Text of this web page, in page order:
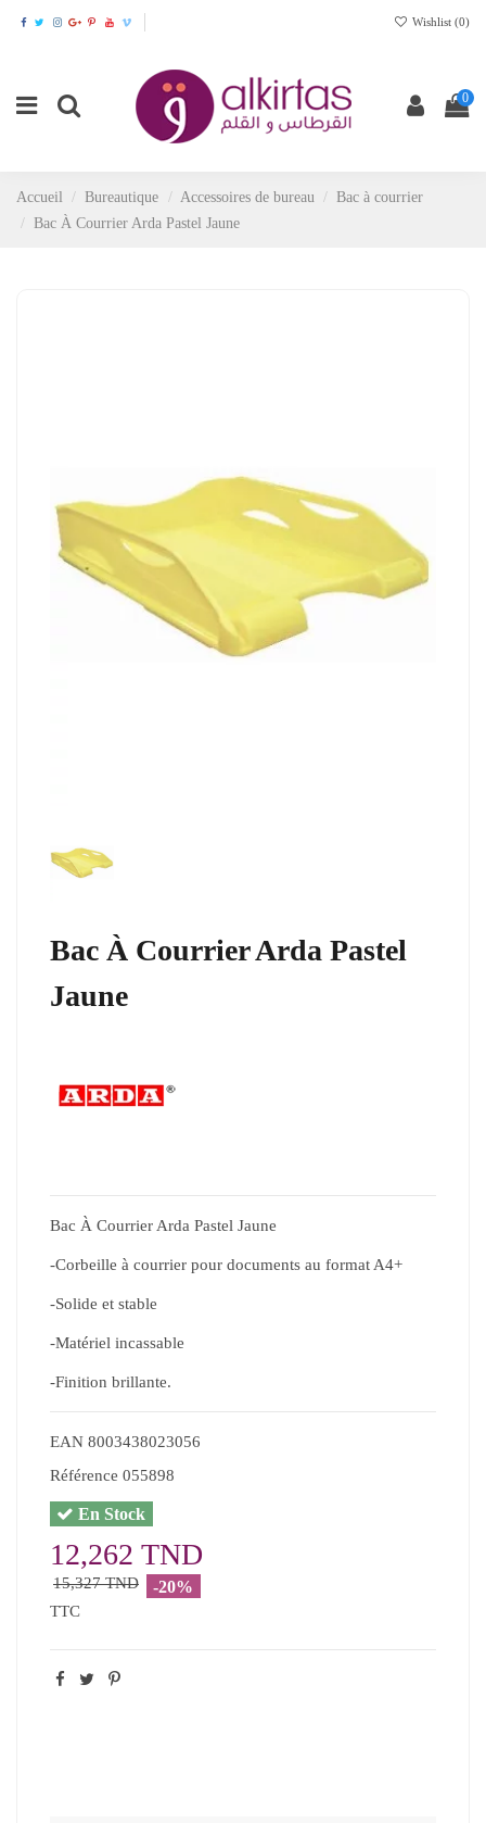
Wishlist (0)
0
Accueil Bureautique Accessoires de bureau
Bac à courrier
Bac À Courrier Arda Pastel Jaune
Bac À Courrier Arda Pastel
Jaune
Bac À Courrier Arda Pastel Jaune
-Corbeille à courrier pour documents au format A4+
-Solide et stable
-Matériel incassable
-Finition brillante.
EAN 8003438023056
Référence 055898
En Stock
12,262 TND
15,327 TND -20%
TTC